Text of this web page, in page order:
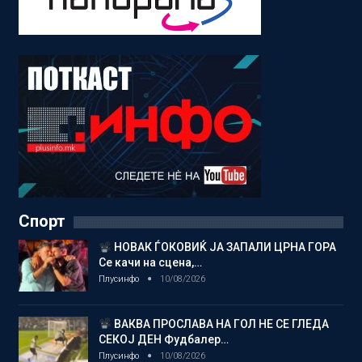
Спорт
НОВАК ЃОКОВИЌ ЈА ЗАПАЛИ ЦРНА ГОРА
Се качи на сцена,…
Плусинфо 10/08/2026
ВАКВА ПРОСЛАВА НА ГОЛ НЕ СЕ ГЛЕДА
СЕКОЈ ДЕН Фудбалер…
Плусинфо 10/08/2026